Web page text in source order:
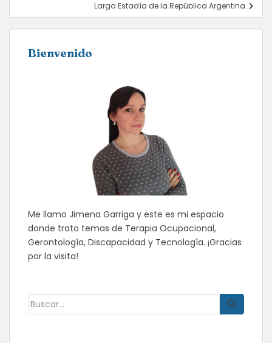
Larga Estadía de la República Argentina.
Bienvenido
Me llamo Jimena Garriga y este es mi espacio
donde trato temas de Terapia Ocupacional,
Gerontología, Discapacidad y Tecnología. ¡Gracias
por la visita!
Buscar: